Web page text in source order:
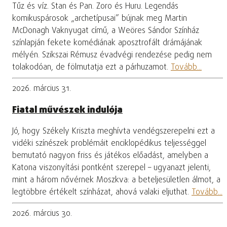
Tűz és víz. Stan és Pan. Zoro és Huru. Legendás
komikuspárosok „archetípusai” bújnak meg Martin
McDonagh Vaknyugat című, a Weöres Sándor Színház
színlapján fekete komédiának aposztrofált drámájának
mélyén. Szikszai Rémusz évadvégi rendezése pedig nem
tolakodóan, de fölmutatja ezt a párhuzamot. Tovább...
2026. március 31.
Fiatal művészek indulója
Jó, hogy Székely Kriszta meghívta vendégszerepelni ezt a
vidéki színészek problémáit enciklopédikus teljességgel
bemutató nagyon friss és játékos előadást, amelyben a
Katona viszonyítási pontként szerepel – ugyanazt jelenti,
mint a három nővérnek Moszkva: a beteljesületlen álmot, a
legtöbbre értékelt színházat, ahová valaki eljuthat. Tovább...
2026. március 30.